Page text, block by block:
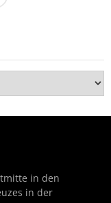
in den
in der